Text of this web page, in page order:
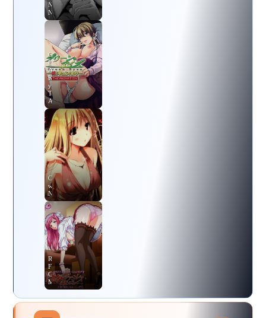
No
Ne
Green
Eyes
Ane
Kyun!
yori
The
Animation
Ojousama
wa
Nigedashita
Ryoujoku
Famiresu
Choukyou
Menu